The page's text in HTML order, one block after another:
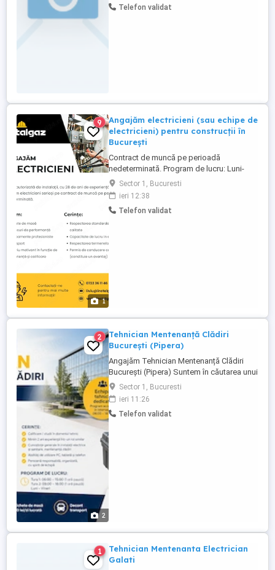
ne contactati.
Telefon validat
1
9
Angajăm electricieni (sau echipe de
electricieni) pentru construcții în
București
Contract de muncă pe perioadă
nedeterminată. Program de lucru: Luni-
Vineri, 08: FERIM - Tichete de masă -
Bonusuri de performanță - Echipamente
profesioniste - Transport - Salariul 4000-
6000 lei NET, negociabil în funcție de
Sector 1, Bucuresti
ieri 12:38
Telefon validat
2
2
Tehnician Mentenanță Clădiri
București (Pipera)
Angajăm Tehnician Mentenanță Clădiri
București (Pipera) Suntem în căutarea unui
Tehnician Mentenanță care să își
desfășoare activitatea full-time la sediul
central al unui important retailer
internațional din Pipera, București. Ce vei
Sector 1, Bucuresti
ieri 11:26
Telefon validat
1
Tehnician Mentenanta Electrician
Galati